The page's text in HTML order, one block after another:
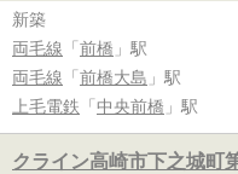
新築
両毛線 「 前橋 」駅
両毛線 「 前橋大島 」駅
上毛電鉄 「 中央前橋 」駅
クライン高崎市下之城町